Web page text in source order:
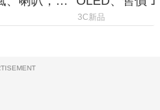
費最低 0 元入
3C新品